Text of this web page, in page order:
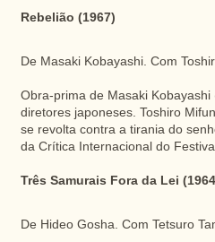
Rebelião (1967)
De Masaki Kobayashi. Com
Obra-prima de Masaki
diretores japoneses. Toshiro
se revolta contra a tirania do
da Crítica Internacional do
Três Samurais Fora da Lei
De Hideo Gosha. Com Tetsuro